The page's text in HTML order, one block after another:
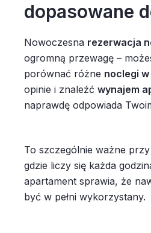
dopasowane
Nowoczesna rezerwacja
ogromną przewagę –
porównać różne noclegi
opinie i znaleźć wynajem
naprawdę odpowiada
To szczególnie ważne
gdzie liczy się każda
apartament sprawia, że
być w pełni wykorzystany.